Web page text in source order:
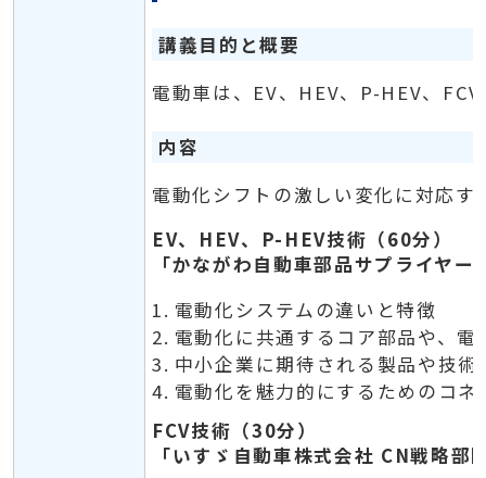
講義目的と概要
電動車は、EV、HEV、P-HEV、
内容
電動化シフトの激しい変化に対応
EV、HEV、P-HEV技術（60分）
「かながわ自動車部品サプライヤ
電動化システムの違いと特徴
電動化に共通するコア部品や、
中小企業に期待される製品や技術
電動化を魅力的にするためのコ
FCV技術（30分）
「いすゞ自動車株式会社 CN戦略